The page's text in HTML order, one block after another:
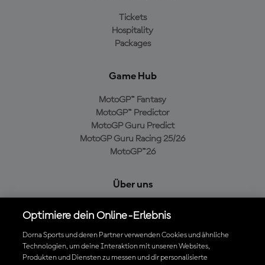
Tickets
Hospitality
Packages
Game Hub
MotoGP™ Fantasy
MotoGP™ Predictor
MotoGP Guru Predict
MotoGP Guru Racing 25/26
MotoGP™26
Über uns
Cookie-Richtlinien
Geschäftsbedingungen
Datenschutzrichtlinien
Kaufrichtlinie
Optimiere dein Online-Erlebnis
Dorna Sports und deren Partner verwenden Cookies und ähnliche
Technologien, um deine Interaktion mit unseren Websites,
Produkten und Diensten zu messen und dir personalisierte